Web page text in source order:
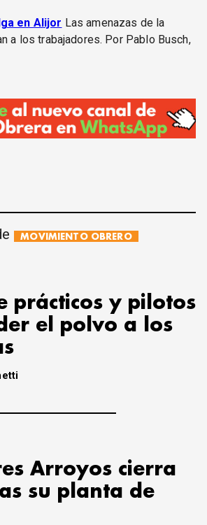
en Alijor Las amenazas de la
a los trabajadores. Por Pablo Busch,
MOVIMIENTO OBRERO
prácticos y pilotos
el polvo a los
Arroyos cierra
su planta de